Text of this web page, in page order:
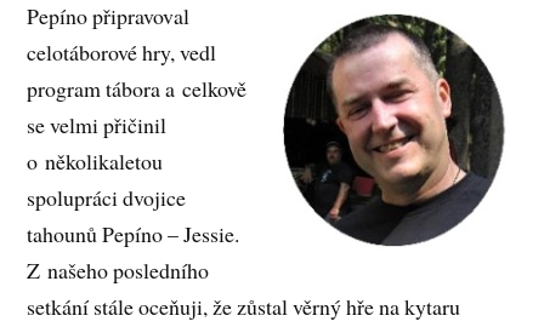
Pepíno připravoval
celotáborové hry, vedl
program tábora a celkově
se velmi přičinil
o několikaletou
spolupráci dvojice
tahounů Pepíno – Jessie.
Z našeho posledního
setkání stále oceňuji, že zůstal věrný hře na kytaru